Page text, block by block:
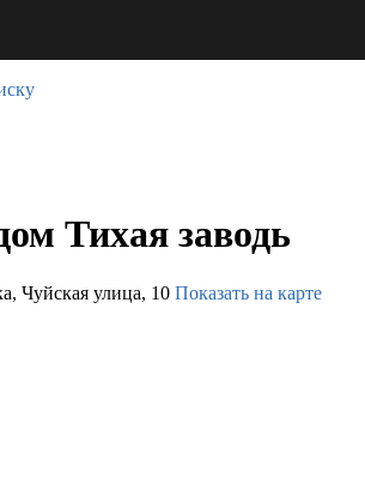
Тихая заводь
Чуйская улица, 10 Показать на карте